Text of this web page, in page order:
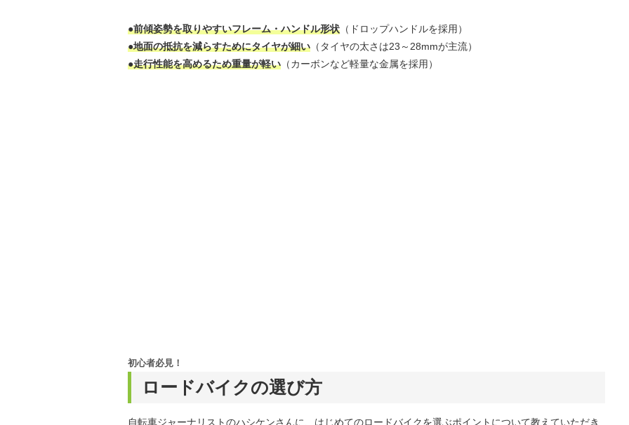
●前傾姿勢を取りやすいフレーム・ハンドル形状 （ドロップハンドルを採用）
●地面の抵抗を減らすためにタイヤが細い （タイヤの太さは23～28mmが主流）
●走行性能を高めるため重量が軽い （カーボンなど軽量な金属を採用）
ロードバイクの選び方
初心者必見！
自転車ジャーナリストのハシケンさんに、はじめてのロードバイクを選ぶポイントについて教えていただき